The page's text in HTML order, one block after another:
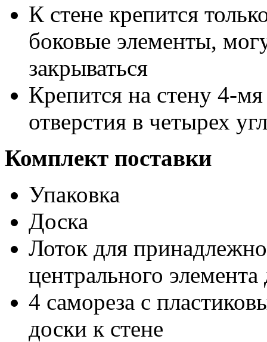
К стене крепится
боковые элементы,
закрываться
Крепится на стену 4-
отверстия в четырех
Комплект поставки
Упаковка
Доска
Лоток для
центрального элемента
4 самореза с
доски к стене